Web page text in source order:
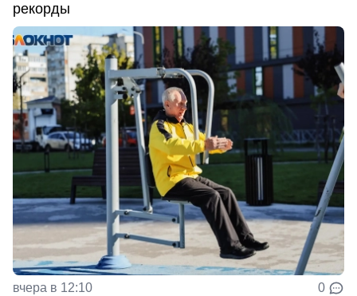
рекорды
вчера в 12:10 0